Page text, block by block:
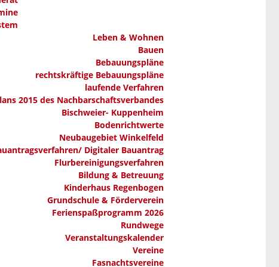
Leben & Wohnen
Bauen
Bebauungspläne
rechtskräftige Bebauungspläne
laufende Verfahren
2015 des Nachbarschaftsverbandes
Bischweier- Kuppenheim
Bodenrichtwerte
Neubaugebiet Winkelfeld
Digitaler Bauantrag
Flurbereinigungsverfahren
Bildung & Betreuung
Kinderhaus Regenbogen
Grundschule & Förderverein
Ferienspaßprogramm 2026
Rundwege
Veranstaltungskalender
Vereine
Fasnachtsvereine